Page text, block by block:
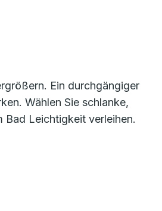
Ein durchgängiger
Wählen Sie schlanke,
Bad Leichtigkeit verleihen.